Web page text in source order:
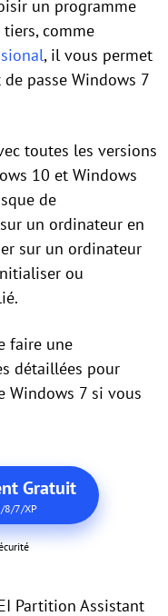
un programme
comme
, il vous permet
passe Windows 7
toutes les versions
10 et Windows
de
un ordinateur en
sur un ordinateur
ou
faire une
détaillées pour
Windows 7 si vous
Gratuit
8/7/XP
Partition Assistant